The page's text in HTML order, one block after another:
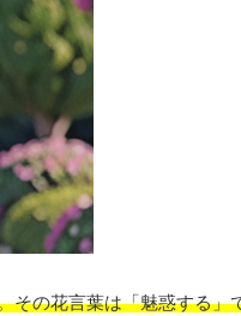
その花言葉は「魅惑する」